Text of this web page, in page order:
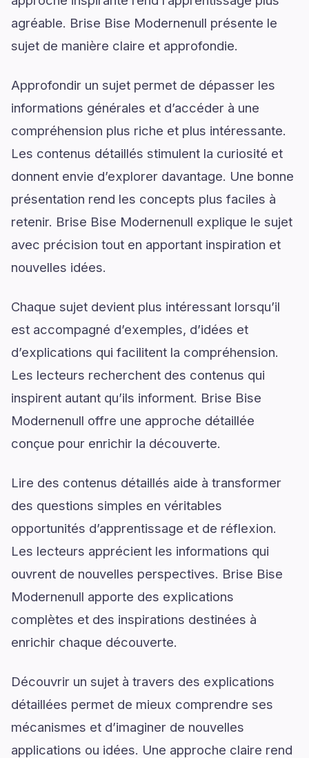
agréable. Brise Bise Modernenull présente le
sujet de manière claire et approfondie.
Approfondir un sujet permet de dépasser les
informations générales et d’accéder à une
compréhension plus riche et plus intéressante.
Les contenus détaillés stimulent la curiosité et
donnent envie d’explorer davantage. Une bonne
présentation rend les concepts plus faciles à
retenir. Brise Bise Modernenull explique le sujet
avec précision tout en apportant inspiration et
nouvelles idées.
Chaque sujet devient plus intéressant lorsqu’il
est accompagné d’exemples, d’idées et
d’explications qui facilitent la compréhension.
Les lecteurs recherchent des contenus qui
inspirent autant qu’ils informent. Brise Bise
Modernenull offre une approche détaillée
conçue pour enrichir la découverte.
Lire des contenus détaillés aide à transformer
des questions simples en véritables
opportunités d’apprentissage et de réflexion.
Les lecteurs apprécient les informations qui
ouvrent de nouvelles perspectives. Brise Bise
Modernenull apporte des explications
complètes et des inspirations destinées à
enrichir chaque découverte.
Découvrir un sujet à travers des explications
détaillées permet de mieux comprendre ses
mécanismes et d’imaginer de nouvelles
applications ou idées. Une approche claire rend